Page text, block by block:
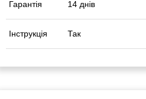
Гарантія
14 днів
Інструкція Так